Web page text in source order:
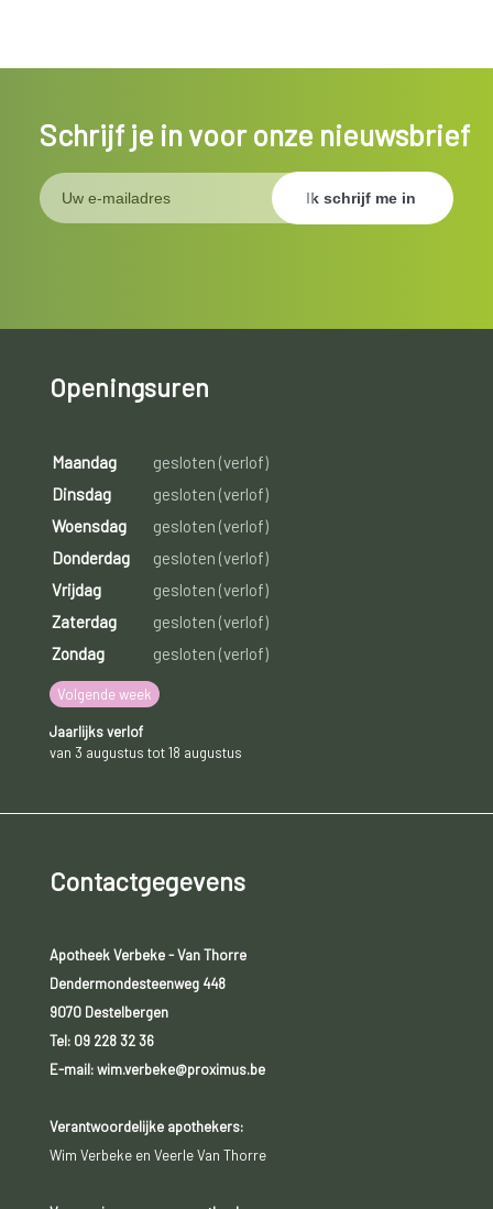
Schrijf je in voor onze nieuwsbrief
Openingsuren
Maandag
gesloten (verlof)
Dinsdag
gesloten (verlof)
Woensdag
gesloten (verlof)
Donderdag
gesloten (verlof)
Vrijdag
gesloten (verlof)
Zaterdag
gesloten (verlof)
Zondag
gesloten (verlof)
Volgende week
Jaarlijks verlof
van 3 augustus tot 18 augustus
Contactgegevens
Apotheek Verbeke - Van Thorre
Dendermondesteenweg 448
9070 Destelbergen
Tel: 09 228 32 36
E-mail: wim.verbeke@proximus.be
Verantwoordelijke apothekers:
Wim Verbeke en Veerle Van Thorre